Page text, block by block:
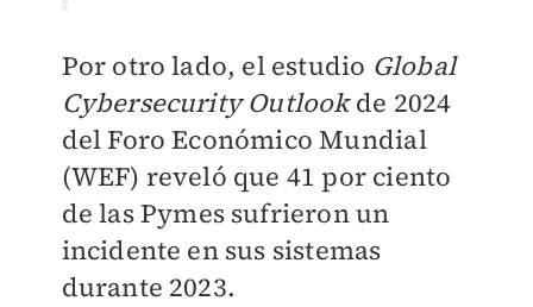
Por otro lado, el estudio Global
Cybersecurity Outlookde 2024
del Foro Económico Mundial
(WEF) reveló que 41 por ciento
de las Pymes sufrieron un
incidente en sus sistemas
durante 2023.